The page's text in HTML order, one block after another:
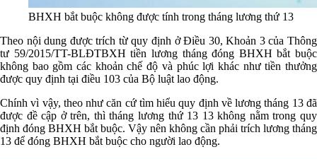
BHXH bắt buộc không được tính trong tháng lương thứ 13
Theo nội dung được trích từ quy định ở Điều 30, Khoản 3 của Thông
tư 59/2015/TT-BLĐTBXH tiền lương tháng đóng BHXH bắt buộc
không bao gồm các khoản chế độ và phúc lợi khác như tiền thưởng
được quy định tại điều 103 của Bộ luật lao động.
Chính vì vậy, theo như căn cứ tìm hiểu quy định về lương tháng 13 đã
được đề cập ở trên, thì tháng lương thứ 13 13 không nằm trong quy
định đóng BHXH bắt buộc. Vậy nên không cần phải trích lương tháng
13 để đóng BHXH bắt buộc cho người lao động.